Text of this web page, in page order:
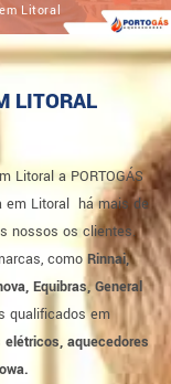
Litoral
LITORAL
Litoral a PORTOGÁS
em Litoral há mais de
nossos os clientes.
como Rinnai,
Equibras, General
qualificados em
aquecedores